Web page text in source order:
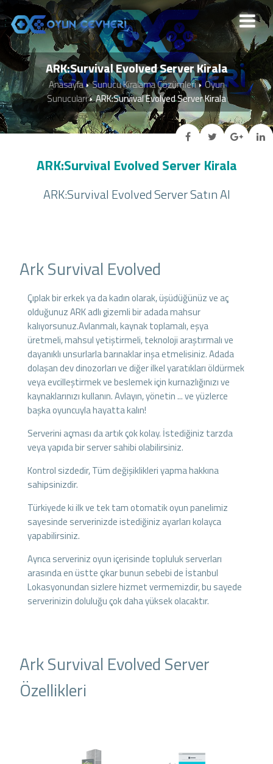
ARK:Survival Evolved Server Kirala
Anasayfa Sunucu Kiralama Çözümleri
Oyun
Sunucuları
ARK:Survival Evolved Server Kirala
ARK:Survival Evolved Server Kirala
ARK:Survival Evolved Server Satın Al
Ark Survival Evolved
Çıplak bir erkek ya da kadın olarak, üşüdüğünüz ve aç
olduğunuz ARK adlı gizemli bir adada mahsur
kalıyorsunuz.Avlanmalı, kaynak toplamalı, eşya
üretmeli, mahsul yetiştirmeli, teknoloji araştırmalı ve
dayanıklı unsurlarla barınaklar inşa etmelisiniz. Adada
dolaşan dev dinozorları ve diğer ilkel yaratıkları öldürmek
veya evcilleştirmek ve beslemek için kurnazlığınızı ve
kaynaklarınızı kullanın. Avlayın, yönetin ... ve yüzlerce
başka oyuncuyla hayatta kalın!
Serverini açması da artık çok kolay. İstediğiniz tarzda
veya yapıda bir server sahibi olabilirsiniz.
Kontrol sizdedir, Tüm değişiklikleri yapma hakkına
sahipsinizdir.
Türkiyede ki ilk ve tek tam otomatik oyun panelimiz
sayesinde serverinizde istediğiniz ayarları kolayca
yapabilirsiniz.
Ayrıca serveriniz oyun içerisinde topluluk serverları
arasında en üstte çıkar bunun sebebi de İstanbul
Lokasyonundan sizlere hizmet vermemizdir, bu sayede
serverinizin doluluğu çok daha yüksek olacaktır.
Ark Survival Evolved Server
Özellikleri